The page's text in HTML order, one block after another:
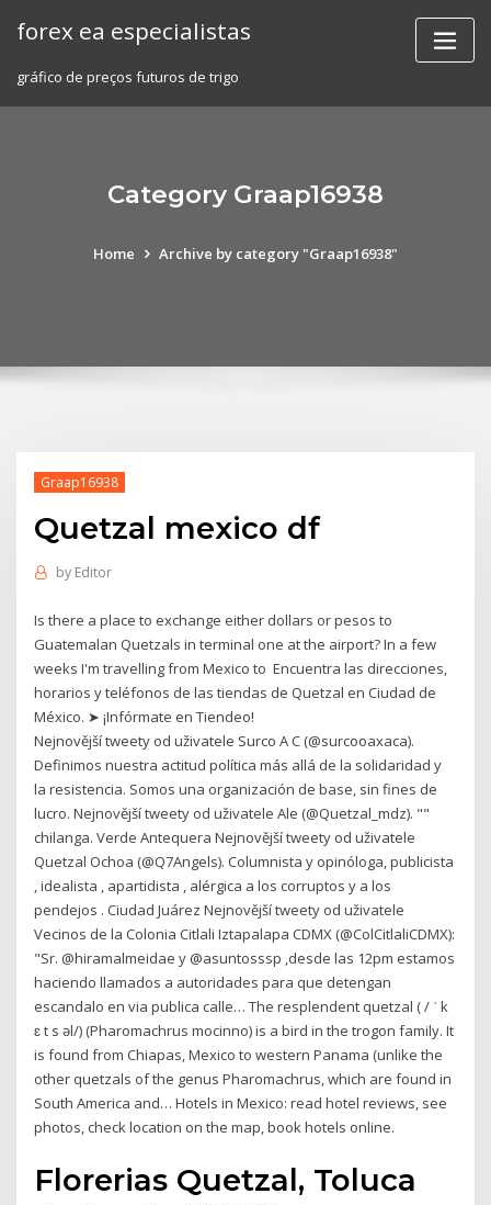
forex ea especialistas
gráfico de preços futuros de trigo
Category Graap16938
Home Archive by category "Graap16938"
Graap16938
Quetzal mexico df
by Editor
Is there a place to exchange either dollars or pesos to
Guatemalan Quetzals in terminal one at the airport? In a few
weeks I'm travelling from Mexico to Encuentra las direcciones,
horarios y teléfonos de las tiendas de Quetzal en Ciudad de
México. ➤ ¡Infórmate en Tiendeo!
Nejnovější tweety od uživatele Surco A C (@surcooaxaca).
Definimos nuestra actitud política más allá de la solidaridad y
la resistencia. Somos una organización de base, sin fines de
lucro. Nejnovější tweety od uživatele Ale (@Quetzal_mdz). ""
chilanga. Verde Antequera Nejnovější tweety od uživatele
Quetzal Ochoa (@Q7Angels). Columnista y opinóloga, publicista
, idealista , apartidista , alérgica a los corruptos y a los
pendejos . Ciudad Juárez Nejnovější tweety od uživatele
Vecinos de la Colonia Citlali Iztapalapa CDMX (@ColCitlaliCDMX):
"Sr. @hiramalmeidae y @asuntosssp ,desde las 12pm estamos
haciendo llamados a autoridades para que detengan
escandalo en via publica calle… The resplendent quetzal ( / ˈ k
ɛ t s əl/) (Pharomachrus mocinno) is a bird in the trogon family. It
is found from Chiapas, Mexico to western Panama (unlike the
other quetzals of the genus Pharomachrus, which are found in
South America and… Hotels in Mexico: read hotel reviews, see
photos, check location on the map, book hotels online.
Florerias Quetzal, Toluca